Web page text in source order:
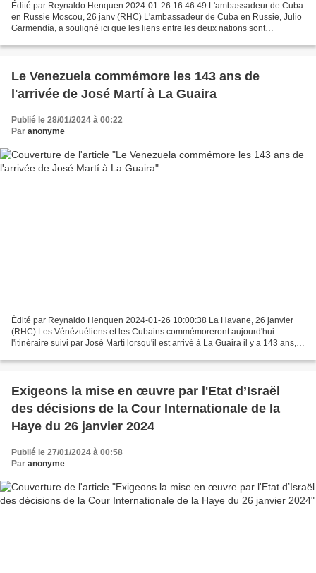
Édité par Reynaldo Henquen 2024-01-26 16:46:49 L'ambassadeur de Cuba
en Russie Moscou, 26 janv (RHC) L'ambassadeur de Cuba en Russie, Julio
Garmendía, a souligné ici que les liens entre les deux nations sont
Le Venezuela commémore les 143 ans de
l'arrivée de José Martí à La Guaira
Publié le 28/01/2024 à 00:22
Par anonyme
Édité par Reynaldo Henquen 2024-01-26 10:00:38 La Havane, 26 janvier
(RHC) Les Vénézuéliens et les Cubains commémoreront aujourd'hui
l'itinéraire suivi par José Martí lorsqu'il est arrivé à La Guaira il y a 143 ans,
Exigeons la mise en œuvre par l'Etat d’Israël
des décisions de la Cour Internationale de la
Haye du 26 janvier 2024
Publié le 27/01/2024 à 00:58
Par anonyme